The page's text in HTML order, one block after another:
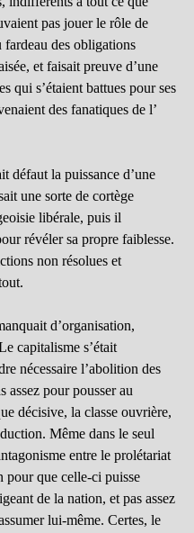
pas jouer le rôle de
des obligations
et faisait preuve d’une
qui s’étaient battues pour ses
des fanatiques de l’
défaut la puissance d’une
une sorte de cortège
libérale, puis il
révéler sa propre faiblesse.
non résolues et
d’organisation,
capitalisme s’était
nécessaire l’abolition des
assez pour pousser au
décisive, la classe ouvrière,
Même dans le seul
entre le prolétariat
pour que celle-ci puisse
de la nation, et pas assez
lui-même. Certes, le